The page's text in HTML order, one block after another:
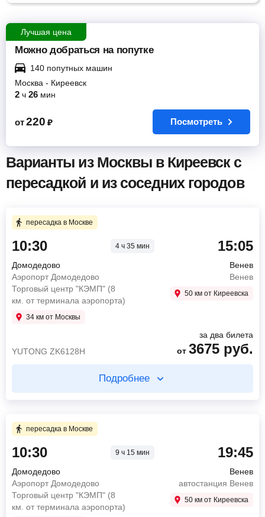
Лучшая цена
Можно добраться на попутке
140 попутных машин
Москва - Киреевск
2 ч 26 мин
от 220 ₽ Посмотреть
Варианты из Москвы в Киреевск с
пересадкой и из соседних городов
пересадка в Москве
10:30 4 ч 35 мин
Домодедово
Аэропорт Домодедово
Торговый центр "КЭМП" (8
км. от терминала аэропорта)
34 км от Москвы
15:05
Венев
Венев
50 км от Киреевска
YUTONG ZK6128H
за два билета
от 3675 руб.
Подробнее
1 ч 30 мин в пути
10:30
(8 км. от терминала аэропорта)
12:00
Москва
Международный автовокзал Саларьево
пересадка в Москве
10:30 9 ч 15 мин
Домодедово
Аэропорт Домодедово
Торговый центр "КЭМП" (8
км. от терминала аэропорта)
19:45
Венев
автостанция Венев
50 км от Киреевска